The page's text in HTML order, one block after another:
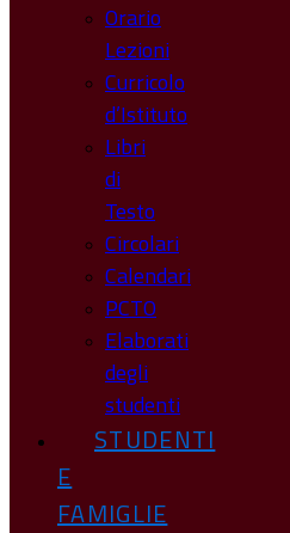
Orario
Lezioni
Curricolo
d’Istituto
Libri
di
Testo
Circolari
Calendari
PCTO
Elaborati
degli
studenti
STUDENTI
E
FAMIGLIE